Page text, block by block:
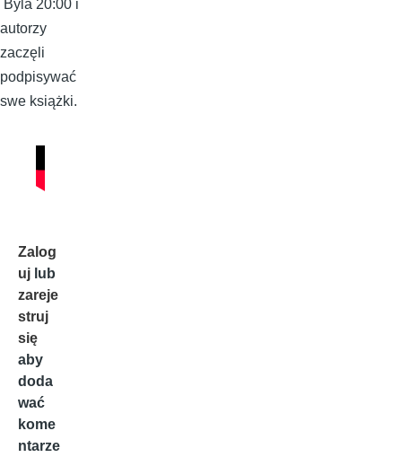
Byla 20:00 i
autorzy
zaczęli
podpisywać
swe książki.
Zalog
uj lub
zareje
struj
się
aby
doda
wać
kome
ntarze